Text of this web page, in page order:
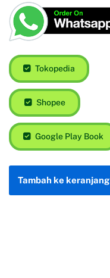
Tokopedia
Shopee
Google Play Book
Tambah ke keranjang